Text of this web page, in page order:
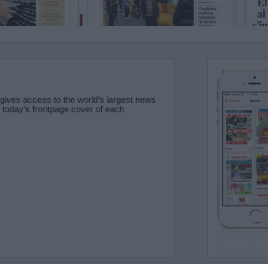
access to the world's largest news
frontpage cover of each